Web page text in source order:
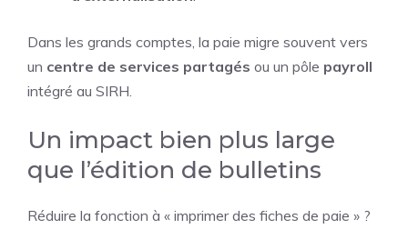
Dans les grands comptes, la paie migre souvent vers
un centre de services partagés ou un pôle payroll
intégré au SIRH.
Un impact bien plus large
que l’édition de bulletins
Réduire la fonction à « imprimer des fiches de paie » ?